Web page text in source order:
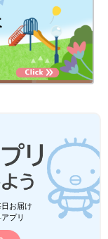
お届け
プリ